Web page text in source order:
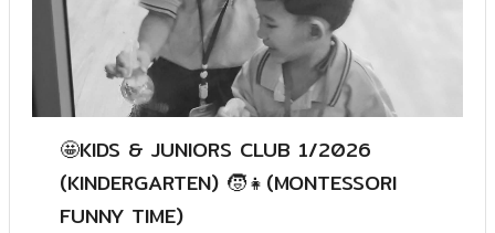
🤩KIDS & JUNIORS CLUB 1/2026
(KINDERGARTEN) 🧒👧(MONTESSORI
FUNNY TIME)